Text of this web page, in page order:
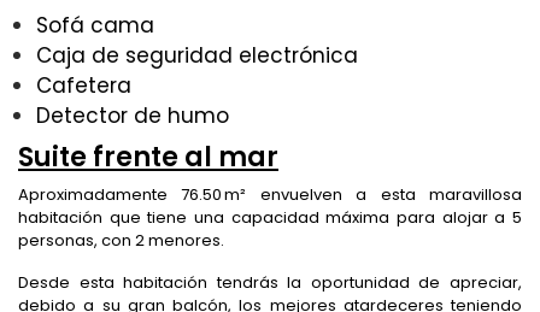
Sofá cama
Caja de seguridad electrónica
Cafetera
Detector de humo
Suite frente al mar
Aproximadamente 76.50 m² envuelven a esta maravillosa
habitación que tiene una capacidad máxima para alojar a 5
personas, con 2 menores.
Desde esta habitación tendrás la oportunidad de apreciar,
debido a su gran balcón, los mejores atardeceres teniendo